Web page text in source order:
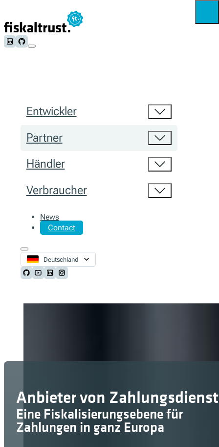
Follow us on LinkedIn
Follow us on Github
Entwickler
Partner
Händler
Verbraucher
News
Contact
Deutschland
Follow us on Github
Follow us on Youtube
Follow us on LinkedIn
Follow us on Instagram
Anbieter von
Eine Fiskalisierungsebene für
Zahlungen in ganz Europa